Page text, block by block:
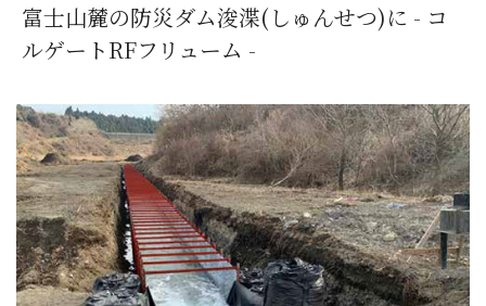
富士山麓の防災ダム浚渫(しゅんせつ)に - コ
ルゲートRFフリューム -